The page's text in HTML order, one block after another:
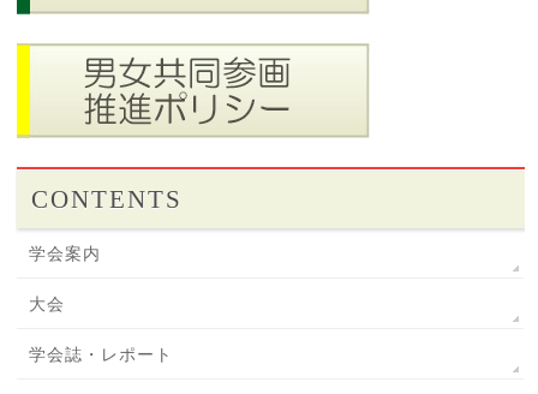
CONTENTS
学会案内
大会
学会誌・レポート